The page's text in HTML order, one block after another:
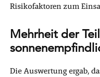
Risikofaktoren zum
Mehrheit der
Die Auswertung ergab,